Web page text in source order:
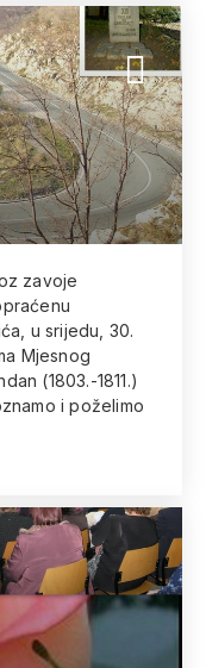
zavoje
u srijedu, 30.
Mjesnog
(1803.-1811.)
i poželimo